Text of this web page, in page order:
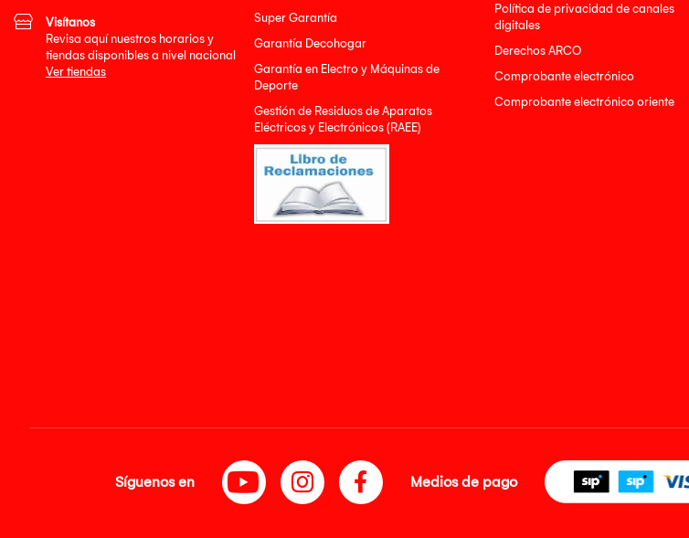
Super Garantía
Garantía Decohogar
Garantía en Electro y Máquinas de
Deporte
Gestión de Residuos de Aparatos
Eléctricos y Electrónicos (RAEE)
Política de privacidad de canales
digitales
Derechos ARCO
Comprobante electrónico
Comprobante electrónico oriente
Visítanos
Revisa aquí nuestros horarios y
tiendas disponibles a nivel nacional
Ver tiendas
Síguenos en Medios de pago